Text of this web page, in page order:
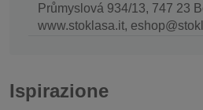
Průmyslová 934/13, 747 23
www.stoklasa.it,
Ispirazione